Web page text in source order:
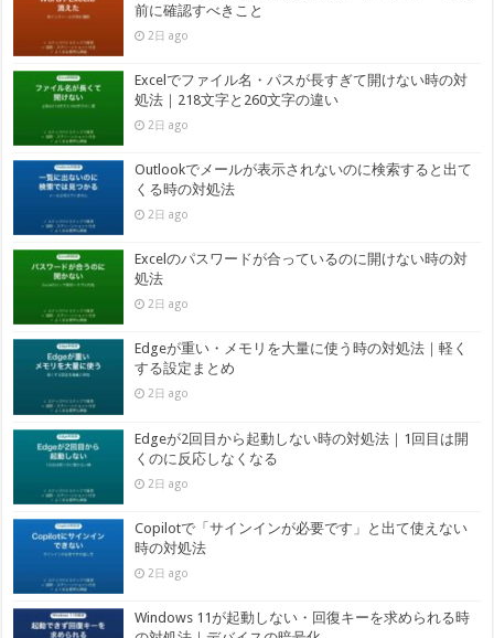
前に確認すべきこと
2日 ago
Excelでファイル名・パスが長すぎて開けない時の対
処法｜218文字と260文字の違い
2日 ago
Outlookでメールが表示されないのに検索すると出て
くる時の対処法
2日 ago
Excelのパスワードが合っているのに開けない時の対
処法
2日 ago
Edgeが重い・メモリを大量に使う時の対処法｜軽く
する設定まとめ
2日 ago
Edgeが2回目から起動しない時の対処法｜1回目は開
くのに反応しなくなる
2日 ago
Copilotで「サインインが必要です」と出て使えない
時の対処法
2日 ago
Windows 11が起動しない・回復キーを求められる時